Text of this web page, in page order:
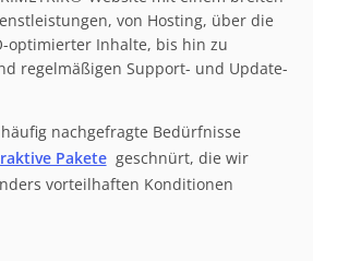
von Hosting, über die
optimierter Inhalte, bis hin zu
regelmäßigen Support- und Update-
nachgefragte Bedürfnisse
Pakete geschnürt, die wir
vorteilhaften Konditionen